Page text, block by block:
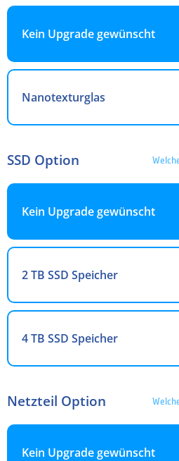
Kein Upgrade gewünscht
Nanotexturglas
SSD Option
Kein Upgrade gewünscht
2 TB SSD Speicher
4 TB SSD Speicher
Netzteil Option
Kein Upgrade gewünscht